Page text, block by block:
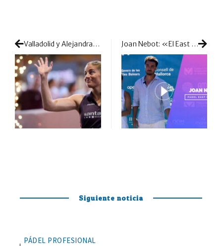
Valladolid y Alejandra Salazar: una historia de triunfos, lágrimas y legado Joan Nebot: «El East Mallorca Padel lo tiene todo para ser una fecha obligatoria en el calendario del pádel español»
Siguiente noticia
PÁDEL PROFESIONAL